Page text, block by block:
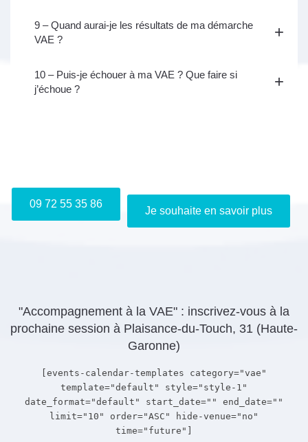
9 – Quand aurai-je les résultats de ma démarche
VAE ?
10 – Puis-je échouer à ma VAE ? Que faire si
j’échoue ?
09 72 55 35 86
Je souhaite en savoir plus
"Accompagnement à la VAE" : inscrivez-vous à la
prochaine session à Plaisance-du-Touch, 31 (Haute-
Garonne)
[events-calendar-templates category="vae"
template="default" style="style-1"
date_format="default" start_date="" end_date=""
limit="10" order="ASC" hide-venue="no"
time="future"]